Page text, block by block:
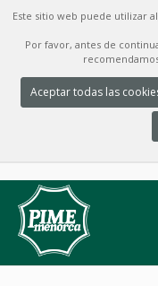
Este sitio web puede utilizar
Por favor, antes de
Aceptar todas las